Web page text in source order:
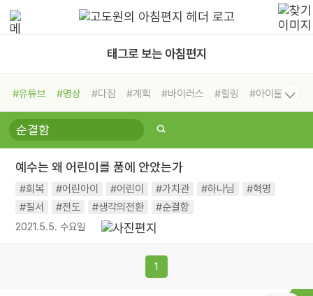
태그로 보는 아침편지
#유튜브 #명상 #다짐 #계획 #바이러스 #힐링
#아이들
#비전캠프
#독서캠프 #삶
#희망
#나눔 #친구 #링컨학교
#독서
#건강 #면역력
예수는 왜 어린이를 품에 안았는가
#회복 #어린아이 #어린이 #가치관 #하나님
#혁명
#질서
#전도 #생각의전환 #순결함
2021.5.5. 수요일
1